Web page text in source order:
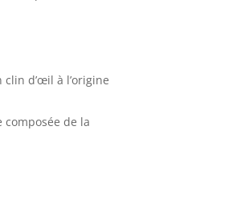
d’œil à l’origine
de la